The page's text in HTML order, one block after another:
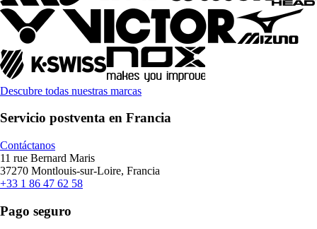
Descubre todas nuestras marcas
Servicio postventa en Francia
Contáctanos
11 rue Bernard Maris
37270 Montlouis-sur-Loire, Francia
+33 1 86 47 62 58
Pago seguro